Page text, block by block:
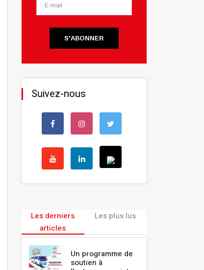
S'ABONNER
Suivez-nous
Les derniers
articles
Les plus lus
Un programme de
soutien à